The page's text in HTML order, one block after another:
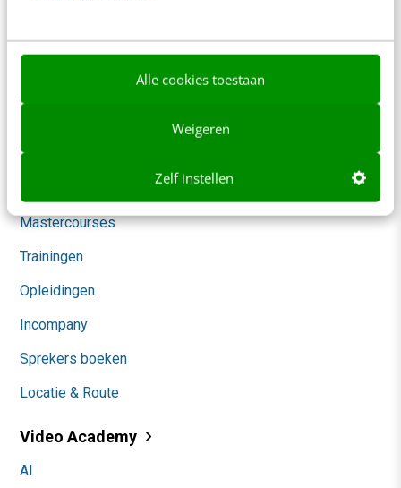
Alle cookies toestaan
Weigeren
Zelf instellen
Social
Themanieuwsbrieven
Community
Academy
Mastercourses
Trainingen
Opleidingen
Incompany
Sprekers boeken
Locatie & Route
Video Academy
AI